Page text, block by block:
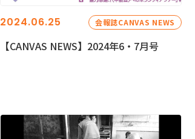
2024.06.25 会報誌CANVAS NEWS
【CANVAS NEWS】2024年6・7月号